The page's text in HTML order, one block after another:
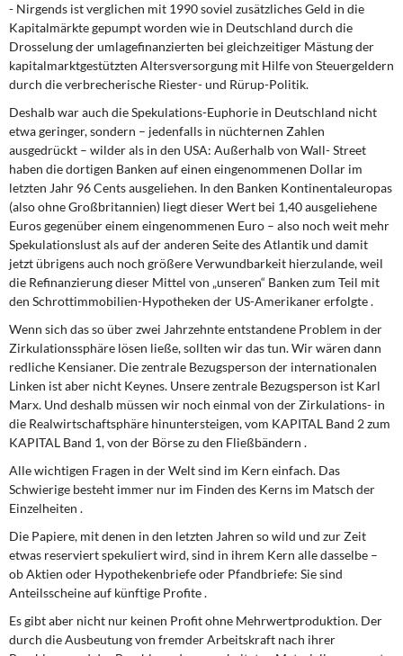
- Nirgends ist verglichen mit 1990 soviel zusätzliches Geld in die
Kapitalmärkte gepumpt worden wie in Deutschland durch die
Drosselung der umlagefinanzierten bei gleichzeitiger Mästung der
kapitalmarktgestützten Altersversorgung mit Hilfe von Steuergeldern
durch die verbrecherische Riester- und Rürup-Politik.
Deshalb war auch die Spekulations-Euphorie in Deutschland nicht
etwa geringer, sondern – jedenfalls in nüchternen Zahlen
ausgedrückt – wilder als in den USA: Außerhalb von Wall- Street
haben die dortigen Banken auf einen eingenommenen Dollar im
letzten Jahr 96 Cents ausgeliehen. In den Banken Kontinentaleuropas
(also ohne Großbritannien) liegt dieser Wert bei 1,40 ausgeliehene
Euros gegenüber einem eingenommenen Euro – also noch weit mehr
Spekulationslust als auf der anderen Seite des Atlantik und damit
jetzt übrigens auch noch größere Verwundbarkeit hierzulande, weil
die Refinanzierung dieser Mittel von „unseren“ Banken zum Teil mit
den Schrottimmobilien-Hypotheken der US-Amerikaner erfolgte .
Wenn sich das so über zwei Jahrzehnte entstandene Problem in der
Zirkulationssphäre lösen ließe, sollten wir das tun. Wir wären dann
redliche Kensianer. Die zentrale Bezugsperson der internationalen
Linken ist aber nicht Keynes. Unsere zentrale Bezugsperson ist Karl
Marx. Und deshalb müssen wir noch einmal von der Zirkulations- in
die Realwirtschaftsphäre hinuntersteigen, vom KAPITAL Band 2 zum
KAPITAL Band 1, von der Börse zu den Fließbändern .
Alle wichtigen Fragen in der Welt sind im Kern einfach. Das
Schwierige besteht immer nur im Finden des Kerns im Matsch der
Einzelheiten .
Die Papiere, mit denen in den letzten Jahren so wild und zur Zeit
etwas reserviert spekuliert wird, sind in ihrem Kern alle dasselbe –
ob Aktien oder Hypothekenbriefe oder Pfandbriefe: Sie sind
Anteilsscheine auf künftige Profite .
Es gibt aber nicht nur keinen Profit ohne Mehrwertproduktion. Der
durch die Ausbeutung von fremder Arbeitskraft nach ihrer